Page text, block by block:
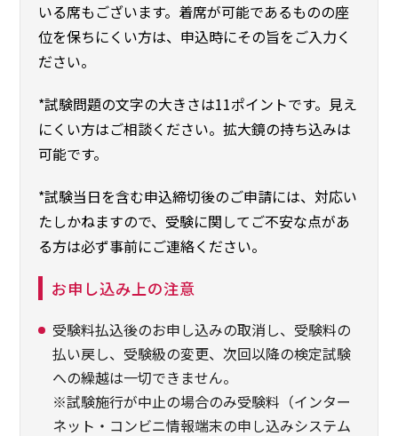
いる席もございます。着席が可能であるものの座
位を保ちにくい方は、申込時にその旨をご入力く
ださい。
*試験問題の文字の大きさは11ポイントです。見え
にくい方はご相談ください。拡大鏡の持ち込みは
可能です。
*試験当日を含む申込締切後のご申請には、対応い
たしかねますので、受験に関してご不安な点があ
る方は必ず事前にご連絡ください。
お申し込み上の注意
受験料払込後のお申し込みの取消し、受験料の
払い戻し、受験級の変更、次回以降の検定試験
への繰越は一切できません。
※試験施行が中止の場合のみ受験料（インター
ネット・コンビニ情報端末の申し込みシステム